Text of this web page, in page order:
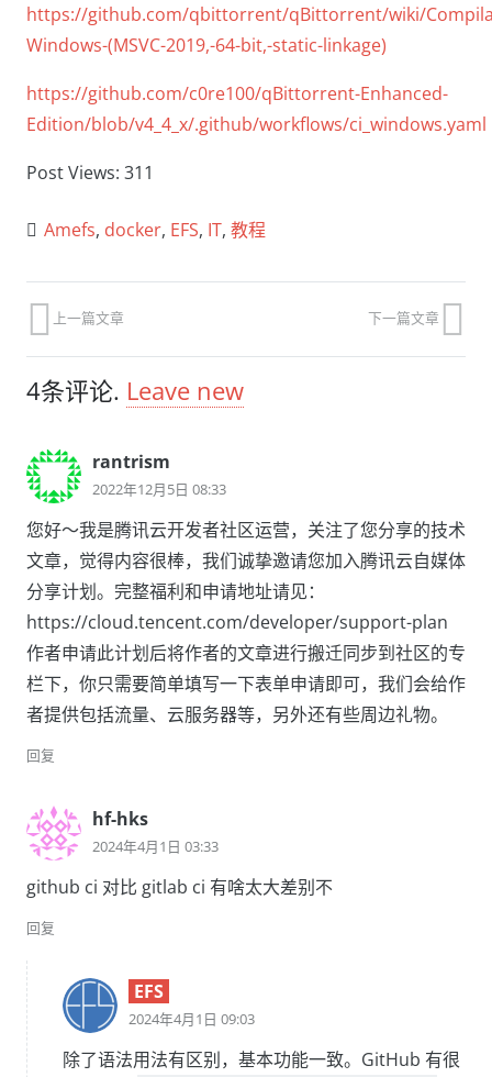
https://github.com/qbittorrent/qBittorrent/wiki/
Windows-(MSVC-2019,-64-bit,-static-linkage)
https://github.com/c0re100/qBittorrent-Enhanced-
Edition/blob/v4_4_x/.github/workflows/ci_windows.yaml
Post Views: 311
Amefs, docker, EFS, IT,教程
上一篇文章 下一篇文章
4条评论. Leave new
rantrism
2022年12月5日 08:33
您好～我是腾讯云开发者社区运营，关注了您分享的技术
文章，觉得内容很棒，我们诚挚邀请您加入腾讯云自媒体
分享计划。完整福利和申请地址请见：
https://cloud.tencent.com/developer/support-plan
作者申请此计划后将作者的文章进行搬迁同步到社区的专
栏下，你只需要简单填写一下表单申请即可，我们会给作
者提供包括流量、云服务器等，另外还有些周边礼物。
回复
hf-hks
2024年4月1日 03:33
github ci 对比 gitlab ci 有啥太大差别不
回复
EFS
2024年4月1日 09:03
除了语法用法有区别，基本功能一致。GitHub 有很